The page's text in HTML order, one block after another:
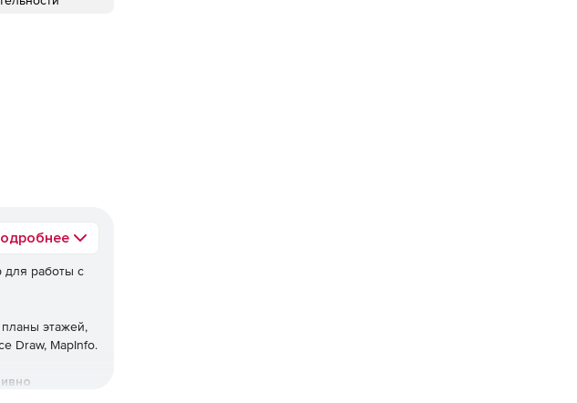
для работы с
этажей,
Draw, MapInfo.